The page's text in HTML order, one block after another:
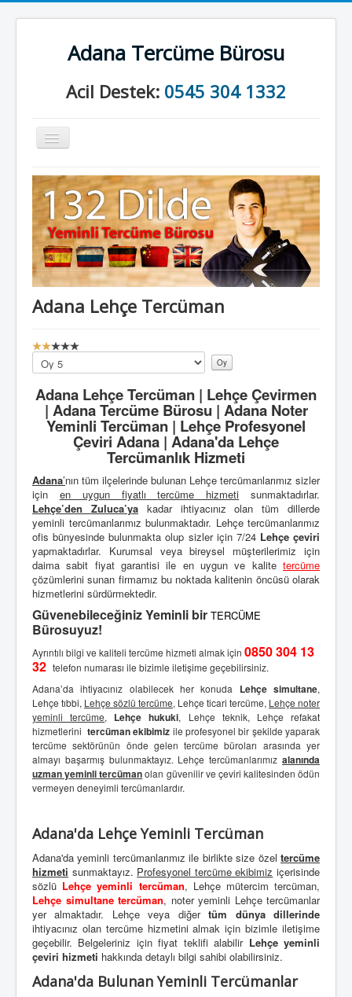
Adana Tercüme Bürosu
Acil Destek: 0545 304 1332
Gezinme
geçişini
Anasayfa
Kurumsal
Neler Yapıyoruz?
İletişim
Adana Lehçe Tercüman
K
l
a
y
u
:
2
/
5
Lütfen
oylayın
Adana Lehçe Tercüman | Lehçe Çevirmen
| Adana Tercüme Bürosu | Adana Noter
Yeminli Tercüman | Lehçe Profesyonel
Çeviri Adana | Adana'da Lehçe
Tercümanlık Hizmeti
Adana’nın tüm ilçelerinde bulunan Lehçe tercümanlarımız sizler
için en uygun fiyatlıtercüme hizmeti sunmaktadırlar.
Lehçe’den
Zuluca’yakadar ihtiyacınız olan tüm dillerde
yeminli tercümanlarımız bulunmaktadır. Lehçe tercümanlarımız
ofis bünyesinde bulunmakta olup sizler için 7/24 Lehçe çeviri
yapmaktadırlar. Kurumsal veya bireysel müşterilerimiz için
daima sabit fiyat garantisi ile en uygun ve kalite tercüme
çözümlerini sunan firmamız bu noktada kalitenin öncüsü olarak
hizmetlerini sürdürmektedir.
Güvenebileceğiniz Yeminli bir TERCÜME
Bürosuyuz!
Ayrıntılı bilgi ve kaliteli tercüme hizmeti almak için 0850 304 13
32 telefon numarası ile bizimle iletişime geçebilirsiniz.
Adana’da ihtiyacınız olabilecek her konuda Lehçe simultane,
Lehçe tıbbi, Lehçe sözlü tercüme, Lehçe ticari tercüme, Lehçe noter
yeminli tercüme, Lehçe hukuki, Lehçe teknik, Lehçe refakat
hizmetlerini tercüman ekibimiz ile profesyonel bir şekilde yaparak
tercüme sektörünün önde gelen tercüme büroları arasında yer
almayı başarmış bulunmaktayız. Lehçe tercümanlarımız alanında
uzman yeminli tercümanolan güvenilir ve çeviri kalitesinden ödün
vermeyen deneyimli tercümanlardır.
Adana'da Lehçe Yeminli Tercüman
Adana'da yeminli tercümanlarımız ile birlikte size özel tercüme
hizmeti sunmaktayız. Profesyonel tercüme ekibimiz içerisinde
sözlü Lehçe yeminli tercüman, Lehçe mütercim tercüman,
Lehçe simultane tercüman, noter yeminli Lehçe tercümanlar
yer almaktadır. Lehçe veya diğertüm dünya dillerinde
ihtiyacınız olan tercüme hizmetini almak için bizimle iletişime
geçebilir. Belgeleriniz için fiyat teklifi alabilir Lehçe yeminli
çeviri hizmeti hakkında detaylı bilgi sahibi olabilirsiniz.
Adana'da Bulunan Yeminli Tercümanlar